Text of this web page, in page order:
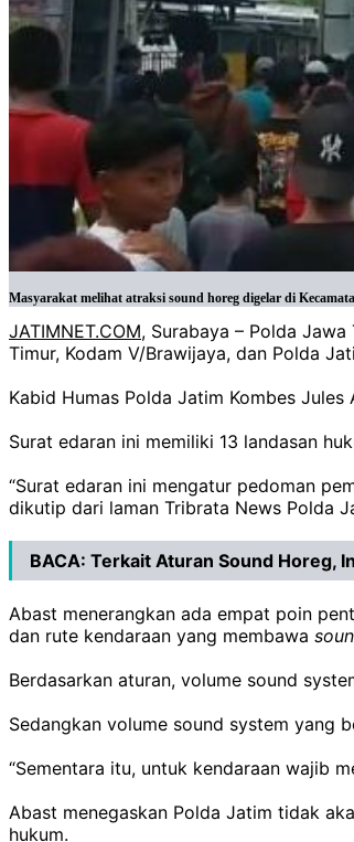
Masyarakat melihat atraksi sound horeg digelar di
JATIMNET.COM, Surabaya – Polda
Timur, Kodam V/Brawijaya, dan Polda
Kabid Humas Polda Jatim Kombes
Surat edaran ini memiliki 13 landasan
“Surat edaran ini mengatur pedoman
dikutip dari laman Tribrata News Polda
BACA: Terkait Aturan Sound Horeg,
Abast menerangkan ada empat poin
dan rute kendaraan yang membawa
Berdasarkan aturan, volume sound
Sedangkan volume sound system yang
“Sementara itu, untuk kendaraan wajib
Abast menegaskan Polda Jatim tidak
hukum.